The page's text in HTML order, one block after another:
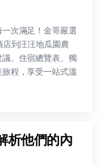
次滿足！金哥嚴選
店到汪汪地瓜園農
、住宿總覽表、獨
程，享受一站式溫
析他們的內